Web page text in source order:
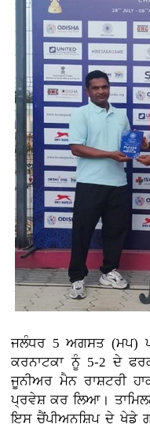
ਜਲੰਧਰ 5 ਅਗਸਤ (ਮਪ)
ਕਰਨਾਟਕਾ ਨੂੰ 5-2 ਦੇ
ਜੂਨੀਅਰ ਮੈਨ ਰਾਸ਼ਟਰੀ
ਪ੍ਰਵੇਸ਼ ਕਰ ਲਿਆ।
ਇਸ ਚੈਂਪੀਅਨਸ਼ਿਪ ਦੇ ਖੇਡੇ